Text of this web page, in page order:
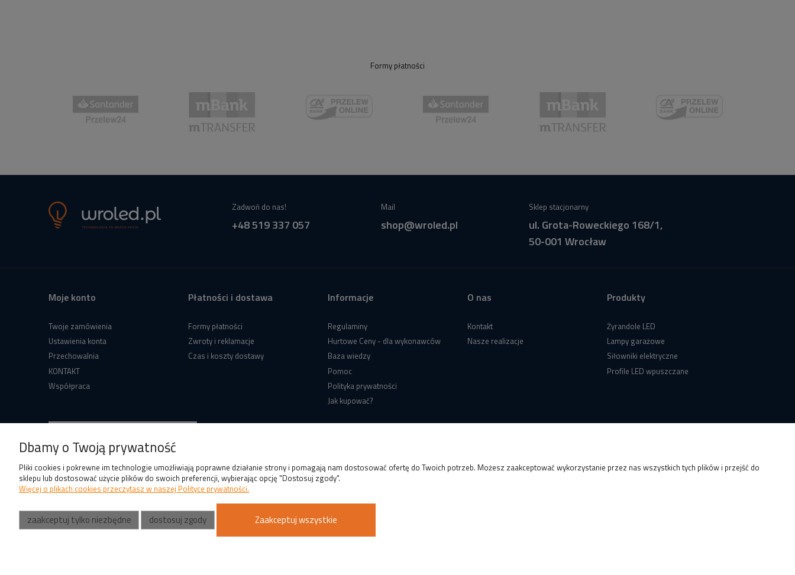
Formy płatności
Zadwoń do nas!
+48 519 337 057
Mail
shop@wroled.pl
Sklep stacjonarny
ul. Grota-Roweckiego 168/1,
50-001 Wrocław
Moje konto
Twoje zamówienia
Ustawienia konta
Przechowalnia
KONTAKT
Współpraca
Płatności i dostawa
Formy płatności
Zwroty i reklamacje
Czas i koszty dostawy
Informacje
Regulaminy
Hurtowe Ceny - dla wykonawców
Baza wiedzy
Pomoc
Polityka prywatności
Jak kupować?
O nas
Kontakt
Nasze realizacje
Produkty
Żyrandole LED
Lampy garażowe
Siłowniki elektryczne
Profile LED wpuszczane
Dbamy o Twoją prywatność
Pliki cookies i pokrewne im technologie umożliwiają poprawne działanie strony i pomagają nam dostosować ofertę do Twoich potrzeb. Możesz zaakceptować wykorzystanie przez nas wszystkich tych plików i przejść do
sklepu lub dostosować użycie plików do swoich preferencji, wybierając opcję "Dostosuj zgody".
Więcej o plikach cookies przeczytasz w naszej Polityce prywatności.
zaakceptuj tylko niezbędne dostosuj zgody Zaakceptuj wszystkie